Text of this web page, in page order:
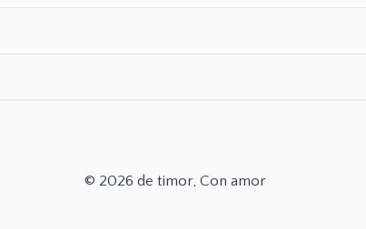
© 2026 de timor, Con amor